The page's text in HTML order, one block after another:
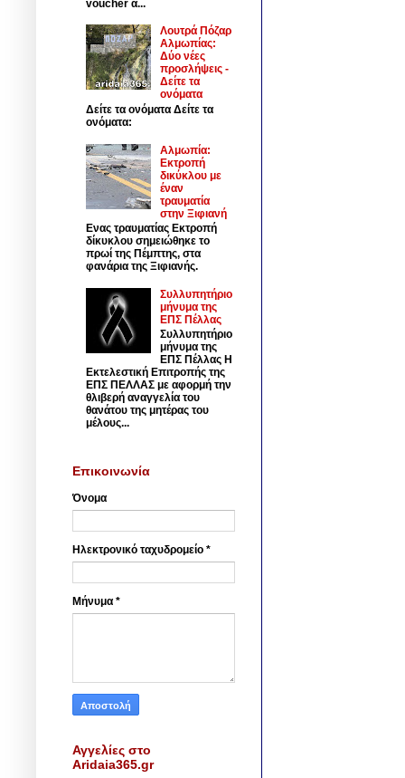
voucher α...
Λουτρά Πόζαρ
Αλμωπίας:
Δύο νέες
προσλήψεις -
Δείτε τα
ονόματα
Δείτε τα ονόματα Δείτε τα
ονόματα:
Αλμωπία:
Εκτροπή
δικύκλου με
έναν
τραυματία
στην Ξιφιανή
Ενας τραυματίας Εκτροπή
δίκυκλου σημειώθηκε το
πρωί της Πέμπτης, στα
φανάρια της Ξιφιανής.
Συλλυπητήριο
μήνυμα της
ΕΠΣ Πέλλας
Συλλυπητήριο
μήνυμα της
ΕΠΣ Πέλλας Η
Εκτελεστική Επιτροπής της
ΕΠΣ ΠΕΛΛΑΣ με αφορμή την
θλιβερή αναγγελία του
θανάτου της μητέρας του
μέλους...
Επικοινωνία
Όνομα
Ηλεκτρονικό ταχυδρομείο *
Μήνυμα *
Αγγελίες στο
Aridaia365.gr